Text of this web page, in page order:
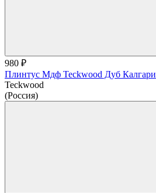
980 ₽
Плинтус Мдф Teckwood Дуб Калгари
Teckwood
(Россия)